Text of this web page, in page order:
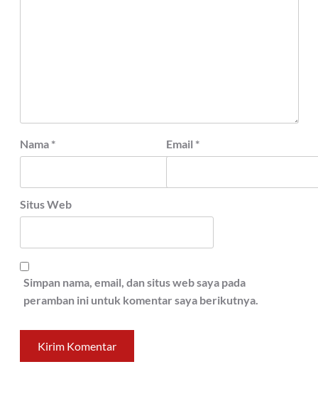
Nama * Email *
Situs Web
Simpan nama, email, dan situs web saya pada
peramban ini untuk komentar saya berikutnya.